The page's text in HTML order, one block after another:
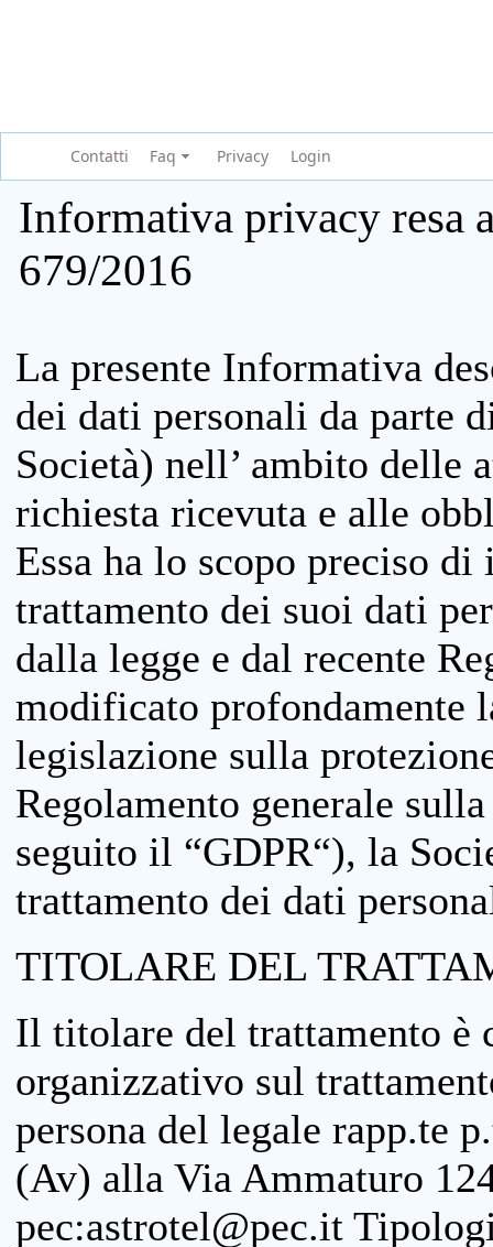
Contatti Faq Privacy Login
Informativa privacy resa
679/2016
La presente Informativa
dei dati personali da parte
Società) nell’ ambito delle
richiesta ricevuta e alle
Essa ha lo scopo preciso
trattamento dei suoi dati
dalla legge e dal recente
modificato profondamente
legislazione sulla
Regolamento generale
seguito il “GDPR“), la
trattamento dei dati
TITOLARE DEL
Il titolare del trattamento è
organizzativo sul
persona del legale rapp.te
(Av) alla Via Ammaturo
pec:astrotel@pec.it